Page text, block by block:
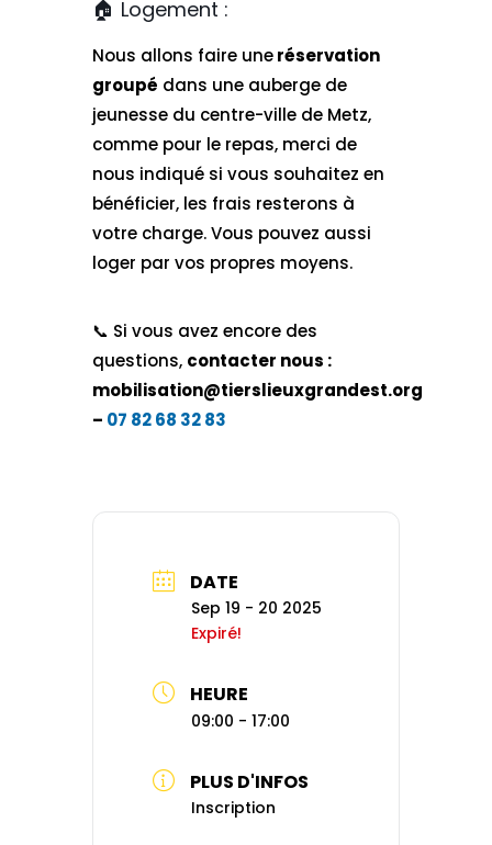
🏠 Logement :
Nous allons faire uneréservation
groupé dans une auberge de
jeunesse du centre-ville de Metz,
comme pour le repas, merci de
nous indiqué si vous souhaitez en
bénéficier, les frais resterons à
votre charge. Vous pouvez aussi
loger par vos propres moyens.
📞​ Si vous avez encore des
questions, contacter nous :
mobilisation@tierslieuxgrandest.org
– 07 82 68 32 83
DATE
Sep 19 - 20 2025
Expiré!
HEURE
09:00 - 17:00
PLUS D'INFOS
Inscription